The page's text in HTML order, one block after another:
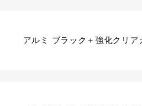
アルミ ブラック＋強化クリ